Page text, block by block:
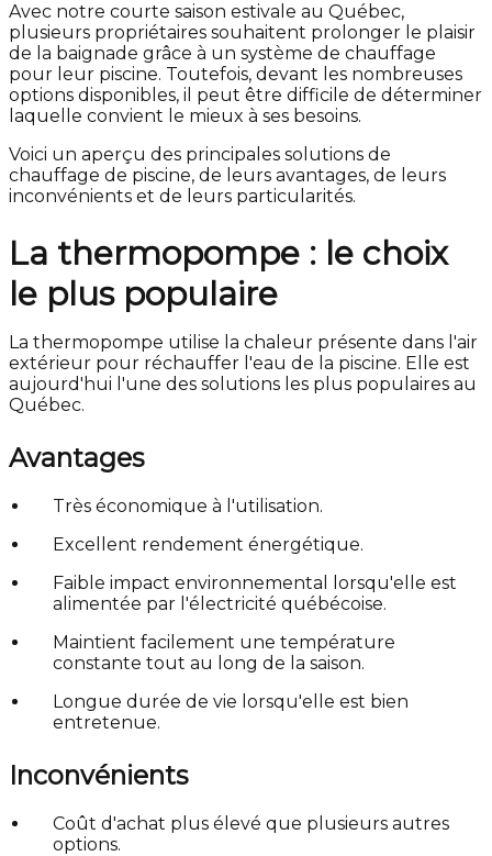
Avec notre courte saison estivale au Québec,
plusieurs propriétaires souhaitent prolonger le plaisir
de la baignade grâce à un système de chauffage
pour leur piscine. Toutefois, devant les nombreuses
options disponibles, il peut être difficile de déterminer
laquelle convient le mieux à ses besoins.
Voici un aperçu des principales solutions de
chauffage de piscine, de leurs avantages, de leurs
inconvénients et de leurs particularités.
La thermopompe : le choix
le plus populaire
La thermopompe utilise la chaleur présente dans l'air
extérieur pour réchauffer l'eau de la piscine. Elle est
aujourd'hui l'une des solutions les plus populaires au
Québec.
Avantages
Très économique à l'utilisation.
Excellent rendement énergétique.
Faible impact environnemental lorsqu'elle est
alimentée par l'électricité québécoise.
Maintient facilement une température
constante tout au long de la saison.
Longue durée de vie lorsqu'elle est bien
entretenue.
Inconvénients
Coût d'achat plus élevé que plusieurs autres
options.